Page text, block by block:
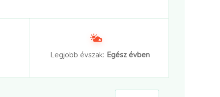
Legjobb évszak: Egész évben